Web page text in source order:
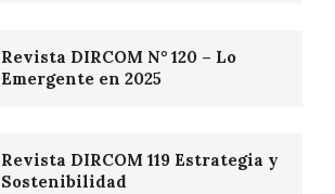
Revista DIRCOM N° 120 – Lo
Emergente en 2025
Revista DIRCOM 119 Estrategia y
Sostenibilidad